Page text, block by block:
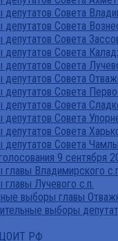
Совета
Совета
Совета
Совета
Совета
Совета
Совета
Совета
Совета
Совета
Совета
9 сентября
Владимирского
Лучевого с.п.
выборы главы
выборы
РФ